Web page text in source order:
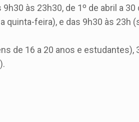
às 23h30, de 1º de abril a
quinta-feira), e das 9h30 às 23h
de 16 a 20 anos e estudantes),